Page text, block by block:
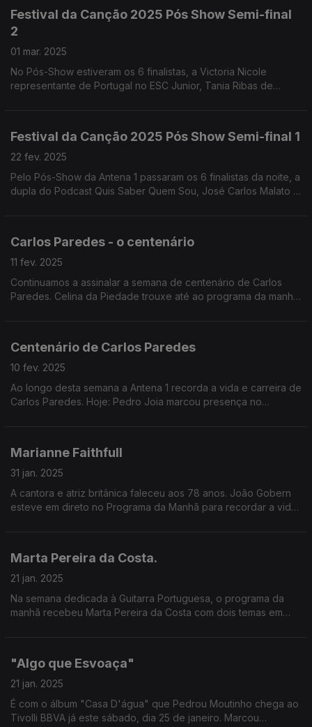
Festival da Canção 2025 Pós Show Semi-final
2
01 mar. 2025
No Pós-Show estiveram os 6 finalistas, a Victoria Nicole
representante de Portugal no ESC Junior, Tania Ribas de
Festival da Canção 2025 Pós Show Semi-final 1
22 fev. 2025
Pelo Pós-Show da Antena 1 passaram os 6 finalistas da noite, a
dupla do Podcast Quis Saber Quem Sou, José Carlos Malato e
Carlos Paredes - o centenário
11 fev. 2025
Continuamos a assinalar a semana de centenário de Carlos
Paredes. Celina da Piedade trouxe até ao programa da manhã
Centenário de Carlos Paredes
10 fev. 2025
Ao longo desta semana a Antena 1 recorda a vida e carreira de
Carlos Paredes. Hoje: Pedro Joia marcou presença no
Marianne Faithfull
31 jan. 2025
A cantora e atriz britânica faleceu aos 78 anos. João Gobern
esteve em direto no Programa da Manhã para recordar a vida
Marta Pereira da Costa.
21 jan. 2025
Na semana dedicada à Guitarra Portuguesa, o programa da
manhã recebeu Marta Pereira da Costa com dois temas em
"Algo que Esvoaça"
21 jan. 2025
É com o álbum "Casa D'água" que Pedrou Moutinho chega ao
Tivolli BBVA já este sábado, dia 25 de janeiro. Marcou